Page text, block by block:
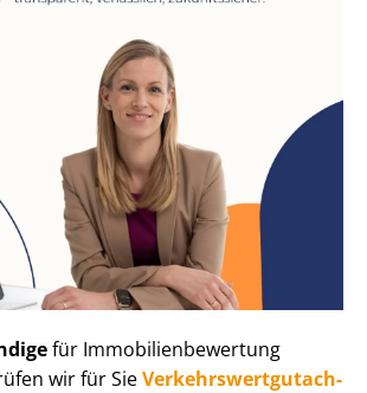
für Im­mo­bi­li­en­be­wer­tung
wir für SieVer­kehrs­wert­gut­ach­